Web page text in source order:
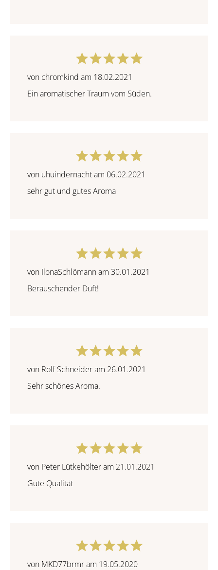
von chromkind am 18.02.2021
Ein aromatischer Traum vom Süden.
von uhuindernacht am 06.02.2021
sehr gut und gutes Aroma
von IlonaSchlömann am 30.01.2021
Berauschender Duft!
von Rolf Schneider am 26.01.2021
Sehr schönes Aroma.
von Peter Lütkehölter am 21.01.2021
Gute Qualität
von MKD77brmr am 19.05.2020